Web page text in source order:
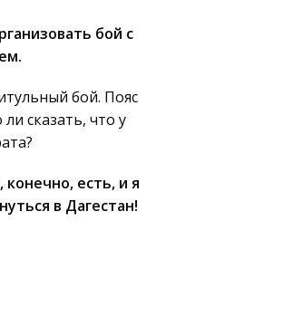
бой с
бой. Пояс
сказать, что у
есть, и я
в Дагестан!